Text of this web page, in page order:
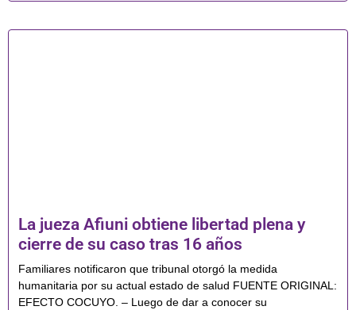
La jueza Afiuni obtiene libertad plena y
cierre de su caso tras 16 años
Familiares notificaron que tribunal otorgó la medida
humanitaria por su actual estado de salud FUENTE ORIGINAL:
EFECTO COCUYO. – Luego de dar a conocer su